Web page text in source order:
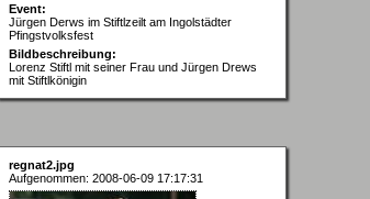
Event:
Jürgen Derws im Stiftlzeilt am Ingolstädter
Pfingstvolksfest
Bildbeschreibung:
Lorenz Stiftl mit seiner Frau und Jürgen Drews
mit Stiftlkönigin
regnat2.jpg
Aufgenommen: 2008-06-09 17:17:31